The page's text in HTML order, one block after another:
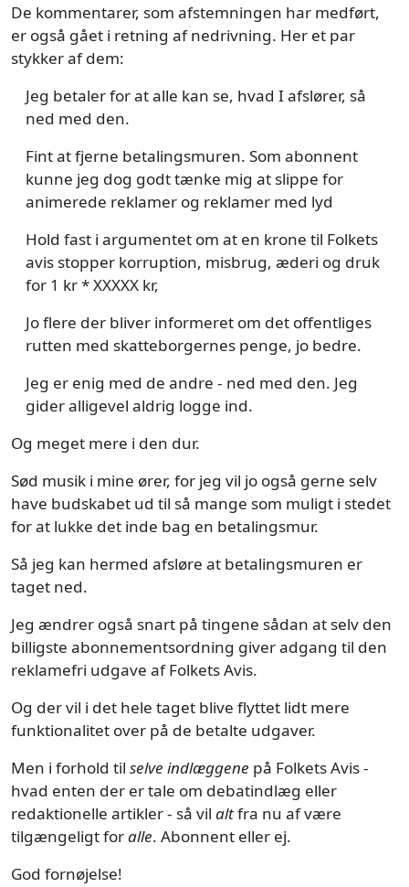
De kommentarer, som afstemningen har medført,
er også gået i retning af nedrivning. Her et par
stykker af dem:
Jeg betaler for at alle kan se, hvad I afslører, så
ned med den.
Fint at fjerne betalingsmuren. Som abonnent
kunne jeg dog godt tænke mig at slippe for
animerede reklamer og reklamer med lyd
Hold fast i argumentet om at en krone til Folkets
avis stopper korruption, misbrug, æderi og druk
for 1 kr * XXXXX kr,
Jo flere der bliver informeret om det offentliges
rutten med skatteborgernes penge, jo bedre.
Jeg er enig med de andre - ned med den. Jeg
gider alligevel aldrig logge ind.
Og meget mere i den dur.
Sød musik i mine ører, for jeg vil jo også gerne selv
have budskabet ud til så mange som muligt i stedet
for at lukke det inde bag en betalingsmur.
Så jeg kan hermed afsløre at betalingsmuren er
taget ned.
Jeg ændrer også snart på tingene sådan at selv den
billigste abonnementsordning giver adgang til den
reklamefri udgave af Folkets Avis.
Og der vil i det hele taget blive flyttet lidt mere
funktionalitet over på de betalte udgaver.
Men i forhold til selve indlæggene på Folkets Avis -
hvad enten der er tale om debatindlæg eller
redaktionelle artikler - så vil altfra nu af være
tilgængeligt foralle. Abonnent eller ej.
God fornøjelse!